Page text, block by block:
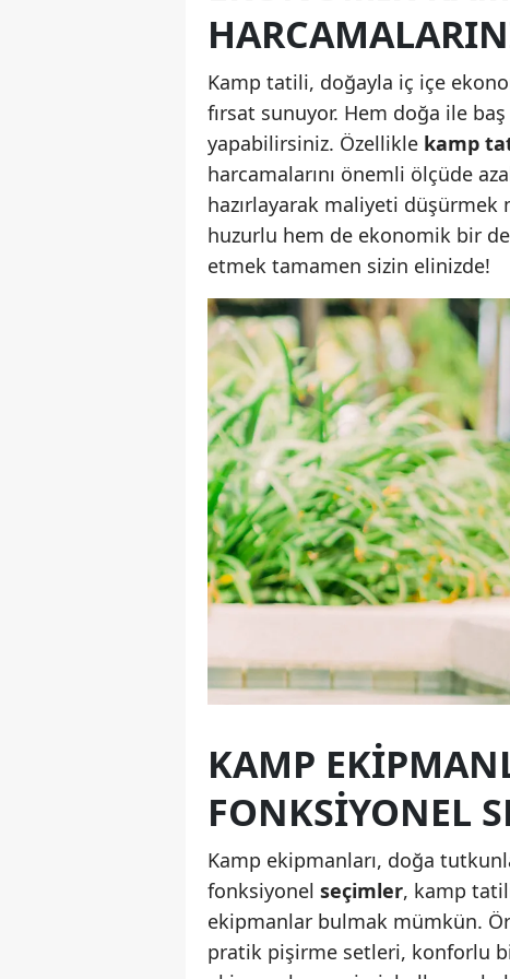
Kamp tatili, doğayla iç içe
fırsat sunuyor. Hem doğa ile
yapabilirsiniz. Özellikle kamp
harcamalarını önemli ölçüde
hazırlayarak maliyeti
huzurlu hem de ekonomik bir
etmek tamamen sizin elinizde!
KAMP
FONKSIYONEL
Kamp ekipmanları, doğa
fonksiyonel seçimler, kamp
ekipmanlar bulmak mümkün.
pratik pişirme setleri, konforlu